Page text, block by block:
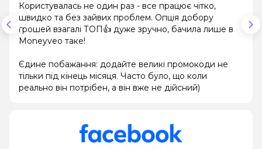
Користувалась не один раз - все працює чітко,
швидко та без зайвих проблем. Опція добору
грошей взагалі ТОП👍 дуже зручно, бачила лише в
Moneyveo таке!
Єдине побажання: додайте великі промокоди не
тільки під кінець місяця. Часто було, що коли
реально він потрібен, а він вже не дійсний)